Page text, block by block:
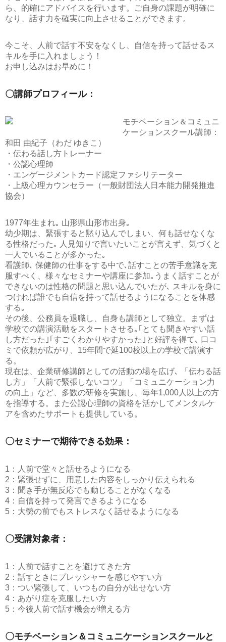
ら、的確にアドバイスを行います。ご自身の課題が明確に
なり、話す力を確実に向上させることができます。
今こそ、人前で話す不安をなくし、自信を持って話せるス
キルを手に入れましょう！
お申し込みはお早めに！
〇講師プロフィール：
モチベーション＆コミュニ
ケーションスクール講師：
和田 由紀子（わだ ゆきこ）
・伝わる話し方トレーナー
・公認心理師
・エンゲージメントカード認定ファシリテーター
・上級心理カウンセラー（一般財団法人日本能力開発推進
協会）
1977年生まれ｡ 山形県山形市出身｡
幼少期は、緊張すると黙り込んでしまい、何も話せなくな
る性格だった｡ 人見知りで言いたいことが言えず、気づくと
一人でいることが多かった｡
看護師､ 保健師の仕事をする中で､話すことの苦手意識を克
服すべく、様々なセミナーや講座に参加｡うまく話すことが
できないのは性格の問題と思い込んでいたが､ スキルを身に
つければ誰でも自信を持って話せるようになることを体感
する｡
その後、公務員を退職し、自身も講師として独立。まずは
学校での講演活動をスタートさせる｡｢とても聞きやすい話
し方だった｣｢すごくわかりやすかった｣と好評を得て､ 口コ
ミで依頼が広がり、15年間で延100校以上の学校で講演す
る。
現在は、企業研修講師としての活動の場を広げ､ 「伝わる話
し方」「人前で緊張しないコツ」「コミュニケーション力
の向上」など、多数の研修を実施し、毎年1,000人以上の方
を指導する。また公認心理師の資格を活かしてメンタルケ
アを含めたサポートも提供している。
〇セミナーで期待できる効果：
1：人前で堂々と話せるようになる
2：緊張せずに、用意した内容をしっかり伝えられる
3：聞き手が無反応でも動じることがなくなる
4：自信を持って発言できるようになる
5：大勢の前でもストレスなく話せるようになる
〇受講対象者：
1：人前で話すことを避けてきた方
2：話すときにプレッシャーを感じやすい方
3：つい緊張して、いつもの自分が出せない方
4：あがり症を克服したい方
5：今後人前で話す機会が増える方
〇モチベーション＆コミュニケーションスクールと